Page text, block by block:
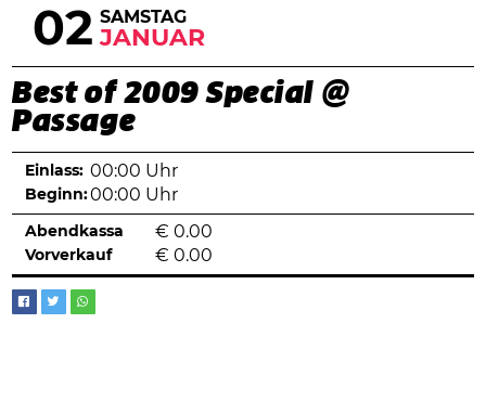
02 SAMSTAG
JANUAR
Best of 2009 Special @
Passage
Einlass: 00:00 Uhr
Beginn:00:00 Uhr
Abendkassa € 0.00
Vorverkauf € 0.00